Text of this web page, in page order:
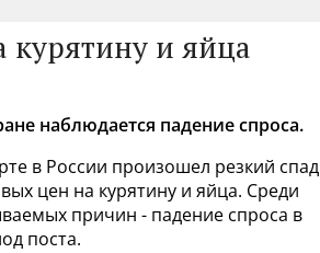
и яйца
наблюдается падение спроса.
в России произошел резкий спад
цен на курятину и яйца. Среди
причин - падение спроса в
поста.